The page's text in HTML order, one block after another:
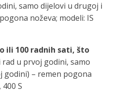
samo dijelovi u drugoj i
noževa; modeli: IS
ili 100 radnih sati, što
rad u prvoj godini, samo
godini) – remen pogona
400 S